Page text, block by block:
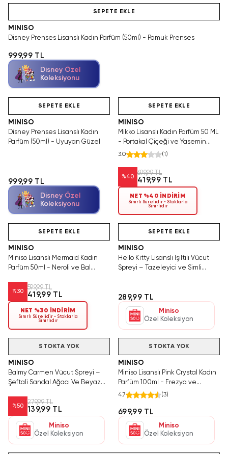
SEPETE EKLE
MINISO
Disney Prenses Lisanslı Kadın Parfüm (50ml) - Pamuk Prenses
999,99 TL
Disney Özel
Koleksiyonu
SEPETE EKLE
MINISO
Disney Prenses Lisanslı Kadın
Parfüm (50ml) - Uyuyan Güzel
999,99 TL
Disney Özel
Koleksiyonu
SEPETE EKLE
MINISO
Mikko Lisanslı Kadın Parfüm 50 ML
- Portakal Çiçeği ve Yasemin
Notalı Şeffaf Cam Şişe Parfümü
3.0 (1 )
%40
699,99 TL
419,99 TL
NET %40 İNDİRİM
Sınırlı Sürelidir • Stoklarla
Sınırlıdır
SEPETE EKLE
MINISO
Miniso Lisanslı Mermaid Kadın
Parfüm 50ml - Neroli ve Bal
Esintisi
%30
599,99 TL
419,99 TL
NET %30 İNDİRİM
Sınırlı Sürelidir • Stoklarla
Sınırlıdır
SEPETE EKLE
MINISO
Hello Kitty Lisanslı Işıltılı Vücut
Spreyi – Tazeleyici ve Simli
289,99 TL
Miniso
Özel Koleksiyon
STOKTA YOK
MINISO
Balmy Carmen Vücut Spreyi –
Şeftali Sandal Ağacı Ve Beyaz
%50
279,99 TL
139,99 TL
Miniso
Özel Koleksiyon
STOKTA YOK
MINISO
Miniso Lisanslı Pink Crystal Kadın
Parfüm 100ml - Frezya ve
Romantik Notalarla Zarafetin
4.7 (3)
699,99 TL
Miniso
Özel Koleksiyon